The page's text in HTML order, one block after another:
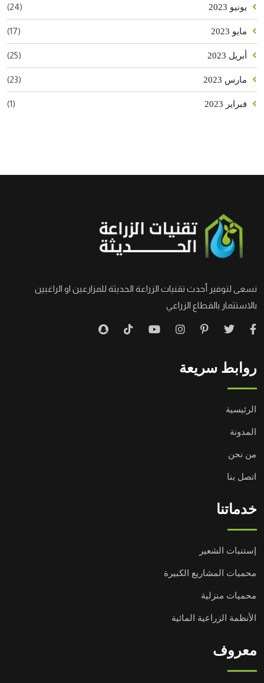
يونيو 2023 (24)
مايو 2023 (17)
أبريل 2023 (25)
مارس 2023 (23)
فبراير 2023 (1)
نسعى لتوفير أحدث تقنيات الزراعة الحديثة للمزارعين او الراغبين
بالاستثمار بالقطاع الزراعي
روابط سريعة
الرئيسية
المدونة
من نحن
اتصل بنا
خدماتنا
إستنبات الشعير
محميات المشاريع الكبيرة
محميات منزلية
الأنظمة الزراعية المائية
معروف